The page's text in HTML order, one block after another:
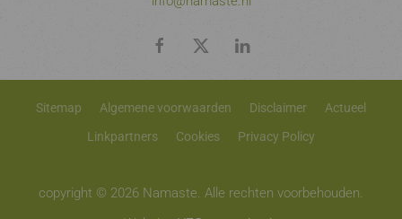
Sitemap Algemene voorwaarden Disclaimer
Actueel
Linkpartners
Cookies Privacy Policy
copyright © 2026 Namaste. Alle rechten voorbehouden.